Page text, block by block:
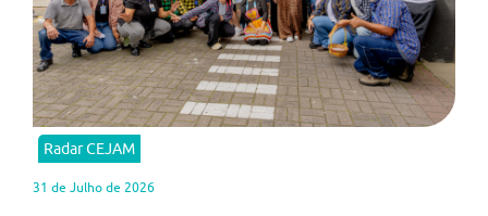
Radar CEJAM
31 de Julho de 2026